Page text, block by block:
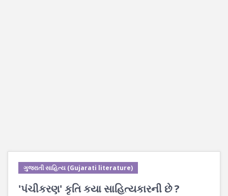
ગુજરાતી સાહિત્ય (Gujarati literature)
'પંચીકરણ' કૃતિ કયા સાહિત્યકારની છે ?